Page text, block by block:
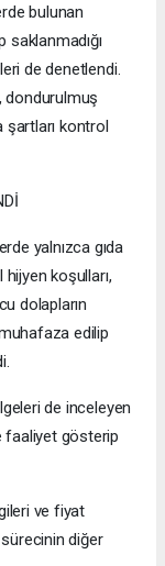
bulunan
saklanmadığı
de denetlendi.
dondurulmuş
şartları kontrol
yalnızca gıda
hijyen koşulları,
dolapların
edilip
de inceleyen
faaliyet gösterip
ve fiyat
diğer